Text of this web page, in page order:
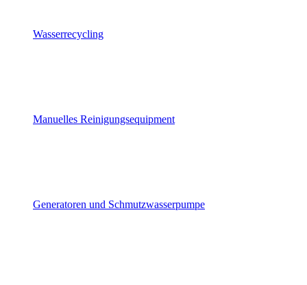
Wasserrecycling
Manuelles Reinigungsequipment
Generatoren und Schmutzwasserpumpe